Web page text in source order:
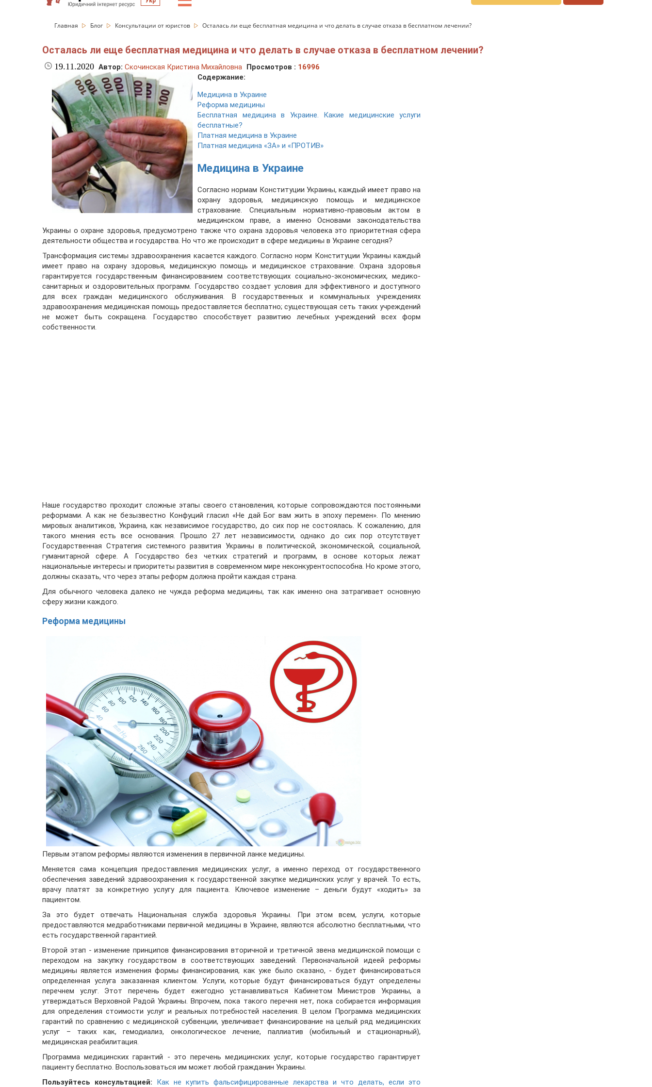
Главная Блог Консультации от юристов Осталась ли еще бесплатная медицина и что делать в случае отказа в бесплатном лечении?
Осталась ли еще бесплатная медицина и что делать в случае отказа в бесплатном лечении?
19.11.2020 Автор: Скочинская Кристина Михайловна Просмотров : 16996
Содержание:
Медицина в Украине
Реформа медицины
Бесплатная медицина в Украине. Какие медицинские услуги
бесплатные?
Платная медицина в Украине
Платная медицина «ЗА» и «ПРОТИВ»
Медицина в Украине
Согласно нормам Конституции Украины, каждый имеет право на
охрану здоровья, медицинскую помощь и медицинское
страхование. Специальным нормативно-правовым актом в
медицинском праве, а именно Основами законодательства
Украины о охране здоровья, предусмотрено также что охрана здоровья человека это приоритетная сфера
деятельности общества и государства. Но что же происходит в сфере медицины в Украине сегодня?
Трансформация системы здравоохранения касается каждого. Согласно норм Конституции Украины каждый
имеет право на охрану здоровья, медицинскую помощь и медицинское страхование. Охрана здоровья
гарантируется государственным финансированием соответствующих социально-экономических, медико-
санитарных и оздоровительных программ. Государство создает условия для эффективного и доступного
для всех граждан медицинского обслуживания. В государственных и коммунальных учреждениях
здравоохранения медицинская помощь предоставляется бесплатно; существующая сеть таких учреждений
не может быть сокращена. Государство способствует развитию лечебных учреждений всех форм
собственности.
Наше государство проходит сложные этапы своего становления, которые сопровождаются постоянными
реформами. А как не безызвестно Конфуций гласил «Не дай Бог вам жить в эпоху перемен». По мнению
мировых аналитиков, Украина, как независимое государство, до сих пор не состоялась. К сожалению, для
такого мнения есть все основания. Прошло 27 лет независимости, однако до сих пор отсутствует
Государственная Стратегия системного развития Украины в политической, экономической, социальной,
гуманитарной сфере. А Государство без четких стратегий и программ, в основе которых лежат
национальные интересы и приоритеты развития в современном мире неконкурентоспособна. Но кроме этого,
должны сказать, что через этапы реформ должна пройти каждая страна.
Для обычного человека далеко не чужда реформа медицины, так как именно она затрагивает основную
сферу жизни каждого.
Реформа медицины
Первым этапом реформы являются изменения в первичной ланке медицины.
Меняется сама концепция предоставления медицинских услуг, а именно переход от государственного
обеспечения заведений здравоохранения к государственной закупке медицинских услуг у врачей. То есть,
врачу платят за конкретную услугу для пациента. Ключевое изменение – деньги будут «ходить» за
пациентом.
За это будет отвечать Национальная служба здоровья Украины. При этом всем, услуги, которые
предоставляются медработниками первичной медицины в Украине, являются абсолютно бесплатными, что
есть государственной гарантией.
Второй этап - изменение принципов финансирования вторичной и третичной звена медицинской помощи с
переходом на закупку государством в соответствующих заведений. Первоначальной идеей реформы
медицины является изменения формы финансирования, как уже было сказано, - будет финансироваться
определенная услуга заказанная клиентом. Услуги, которые будут финансироваться будут определены
перечнем услуг. Этот перечень будет ежегодно устанавливаться Кабинетом Министров Украины, а
утверждаться Верховной Радой Украины. Впрочем, пока такого перечня нет, пока собирается информация
для определения стоимости услуг и реальных потребностей населения. В целом Программа медицинских
гарантий по сравнению с медицинской субвенции, увеличивает финансирование на целый ряд медицинских
услуг – таких как, гемодиализ, онкологическое лечение, паллиатив (мобильный и стационарный),
медицинская реабилитация.
Программа медицинских гарантий - это перечень медицинских услуг, которые государство гарантирует
пациенту бесплатно. Воспользоваться им может любой гражданин Украины.
Пользуйтесь консультацией: Как не купить фальсифицированные лекарства и что делать, если это